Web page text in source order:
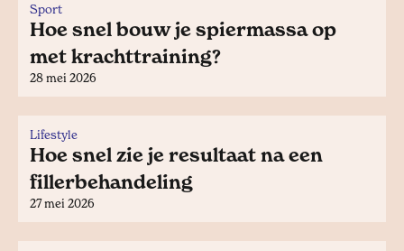
Sport
Hoe snel bouw je spiermassa op
met krachttraining?
28 mei 2026
Lifestyle
Hoe snel zie je resultaat na een
fillerbehandeling
27 mei 2026